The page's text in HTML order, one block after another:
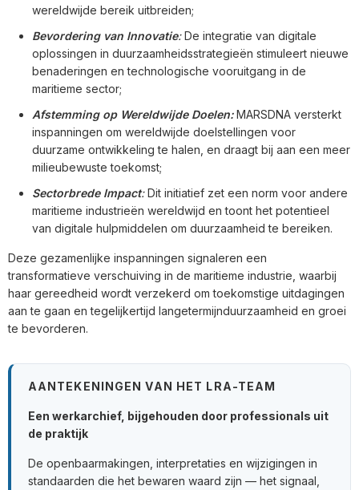
wereldwijde bereik uitbreiden;
Bevordering van Innovatie:De integratie van digitale
oplossingen in duurzaamheidsstrategieën stimuleert nieuwe
benaderingen en technologische vooruitgang in de
maritieme sector;
Afstemming op Wereldwijde Doelen:MARSDNA versterkt
inspanningen om wereldwijde doelstellingen voor
duurzame ontwikkeling te halen, en draagt bij aan een meer
milieubewuste toekomst;
Sectorbrede Impact:Dit initiatief zet een norm voor andere
maritieme industrieën wereldwijd en toont het potentieel
van digitale hulpmiddelen om duurzaamheid te bereiken.
Deze gezamenlijke inspanningen signaleren een
transformatieve verschuiving in de maritieme industrie, waarbij
haar gereedheid wordt verzekerd om toekomstige uitdagingen
aan te gaan en tegelijkertijd langetermijnduurzaamheid en groei
te bevorderen.
AANTEKENINGEN VAN HET LRA-TEAM
Een werkarchief, bijgehouden door professionals uit
de praktijk
De openbaarmakingen, interpretaties en wijzigingen in
standaarden die het bewaren waard zijn — het signaal,